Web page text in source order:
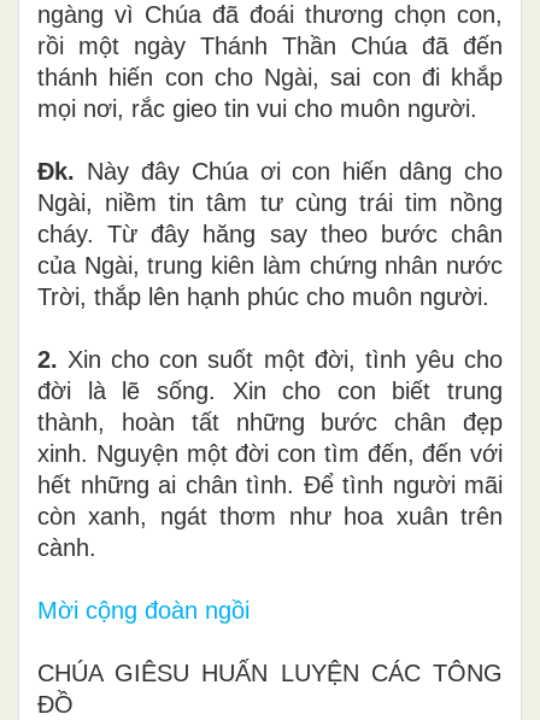
ngàng vì Chúa đã đoái thương chọn con,
rồi một ngày Thánh Thần Chúa đã đến
thánh hiến con cho Ngài, sai con đi khắp
mọi nơi, rắc gieo tin vui cho muôn người.
Đk. Này đây Chúa ơi con hiến dâng cho
Ngài, niềm tin tâm tư cùng trái tim nồng
cháy. Từ đây hăng say theo bước chân
của Ngài, trung kiên làm chứng nhân nước
Trời, thắp lên hạnh phúc cho muôn người.
2. Xin cho con suốt một đời, tình yêu cho
đời là lẽ sống. Xin cho con biết trung
thành, hoàn tất những bước chân đẹp
xinh. Nguyện một đời con tìm đến, đến với
hết những ai chân tình. Để tình người mãi
còn xanh, ngát thơm như hoa xuân trên
cành.
Mời cộng đoàn ngồi
CHÚA GIÊSU HUẤN LUYỆN CÁC TÔNG
ĐỒ